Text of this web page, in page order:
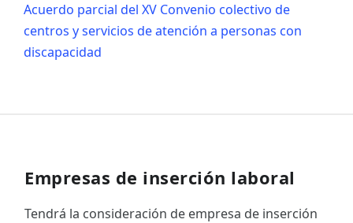
Acuerdo parcial del XV Convenio colectivo de
centros y servicios de atención a personas con
discapacidad
Empresas de inserción laboral
Tendrá la consideración de empresa de inserción